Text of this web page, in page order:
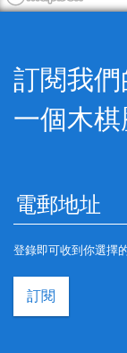
訂閱我
一個木棋
登錄即可收到你選擇
訂閱